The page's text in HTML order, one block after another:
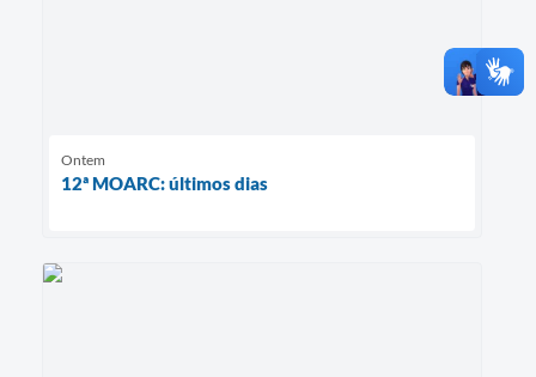
Ontem
12ª MOARC: últimos dias